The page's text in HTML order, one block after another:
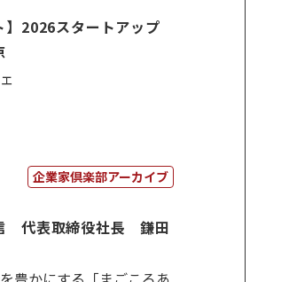
】2026スタートアップ
企業家倶楽部アーカイブ
代表取締役社長 鎌田